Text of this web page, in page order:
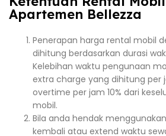
Apartemen Bellezza
Penerapan harga rental mobil
dihitung berdasarkan durasi
Kelebihan waktu pengunaan
extra charge yang dihitung per
overtime per jam 10% dari
mobil.
Bila anda hendak
kembali atau extend waktu